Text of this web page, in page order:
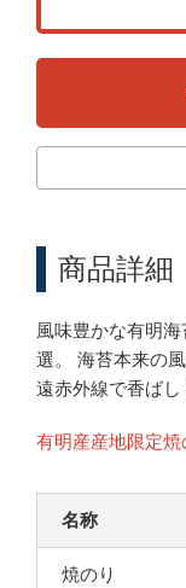
商品詳細
風味豊かな有明
選。 海苔本来の
遠赤外線で香ばし
有明産産地限定
名称
焼のり